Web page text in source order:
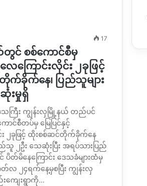
17
င် စစ်ကောင်စီမှ
လေကြောင်းလိုင်း ၂ခုဖြင့်
ခိုက်နေ၊ ပြည်သူများ
းမှုရှိ
သကြီး ကျွန်းလှမြို့နယ် တည်ပင်
ာင်စီတပ်မှ မြေပြင်နှင့်
း ၂ခုဖြင့် ထိုးစစ်ဆင်တိုက်ခိုက်နေ
သူ ၂ဦး သေဆုံးပြီး အရပ်သားပြည်
ပိတ်မိနေကြောင်း ဒေသခံများထံမှ
၂၄ရက်နေ့မှစပြီး ကျွန်းလှ
ကျေးရွာကို…